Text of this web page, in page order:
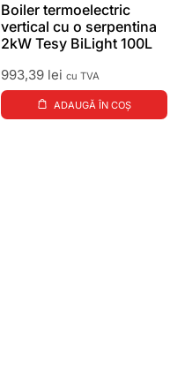
Boiler termoelectric
vertical cu o serpentina
2kW Tesy BiLight 100L
993,39 lei cu TVA
ADAUGĂ ÎN COȘ